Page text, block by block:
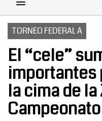
TORNEO FEDERAL A
El “cele”
importantes
la cima de la
Campeonato